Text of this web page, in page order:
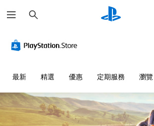
尋
最新 精選 優惠 定期服務 瀏覽